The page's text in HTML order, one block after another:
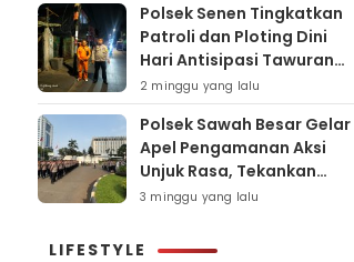
Polsek Senen Tingkatkan
Patroli dan Ploting Dini
Hari Antisipasi Tawuran
serta Gangguan
Kamtibmas
2 minggu yang lalu
Polsek Sawah Besar Gelar
Apel Pengamanan Aksi
Unjuk Rasa, Tekankan
Pelayanan Humanis dan
3 minggu yang lalu
LIFESTYLE